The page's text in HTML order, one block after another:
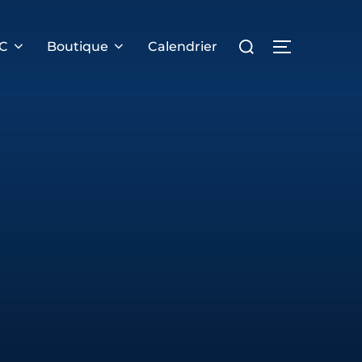
Boutique Calendrier
PERMUTER